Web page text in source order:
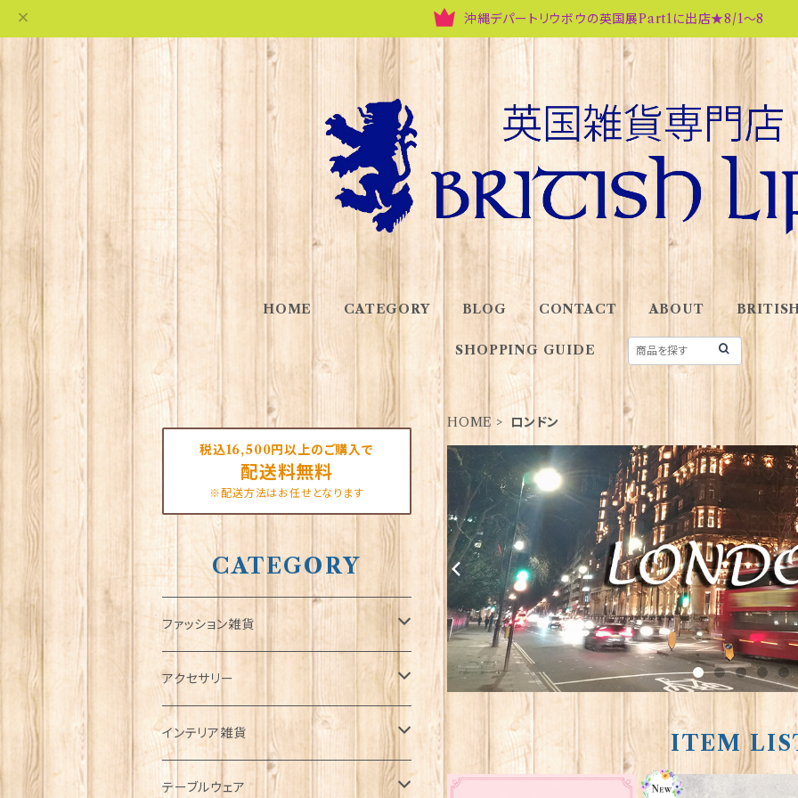
沖縄デパートリウボウの英国展Part1に出店★8/1～8
HOME CATEGORY BLOG CONTACT ABOUT
SHOPPING GUIDE
HOME ロンドン
ITEM
税込16,500円以上のご購入で
配送料無料
※配送方法はお任せとなります
CATEGORY
ファッション雑貨
タータンネクタイ
帽子
キャップ
Tシャツ
アクセサリー
ORTAK
ブローチ
インテリア雑貨
インテリア置物
テーブルウェア